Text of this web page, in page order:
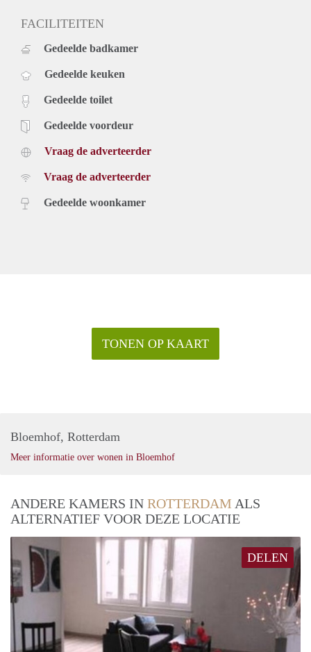
FACILITEITEN
Gedeelde badkamer
Gedeelde keuken
Gedeelde toilet
Gedeelde voordeur
Vraag de adverteerder
Vraag de adverteerder
Gedeelde woonkamer
TONEN OP KAART
Bloemhof, Rotterdam
Meer informatie over wonen in Bloemhof
ANDERE KAMERS IN ROTTERDAM ALS
ALTERNATIEF VOOR DEZE LOCATIE
DELEN